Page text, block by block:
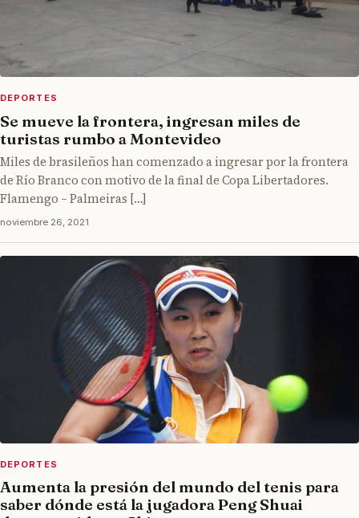
DEPORTES
Se mueve la frontera, ingresan miles de
turistas rumbo a Montevideo
Miles de brasileños han comenzado a ingresar por la frontera
de Río Branco con motivo de la final de Copa Libertadores.
Flamengo – Palmeiras […]
noviembre 26, 2021
DEPORTES
Aumenta la presión del mundo del tenis para
saber dónde está la jugadora Peng Shuai